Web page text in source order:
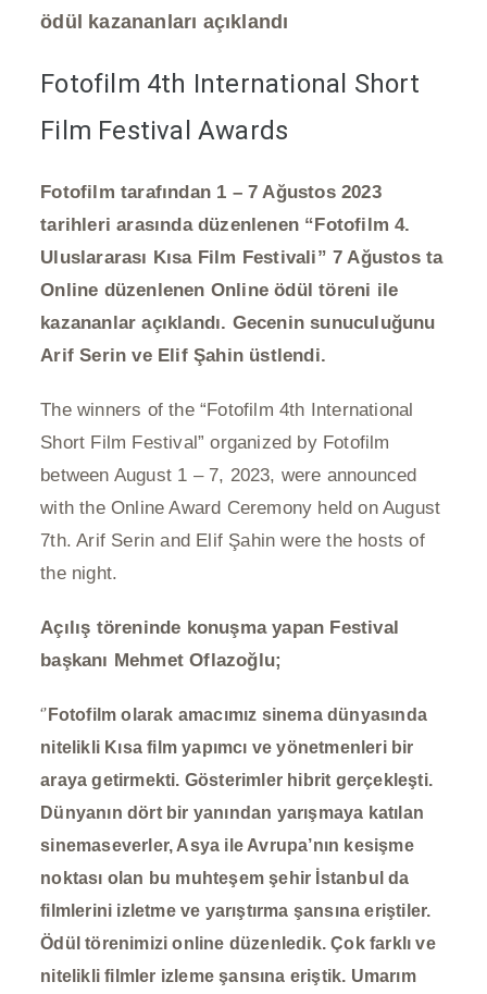
ödül kazananları açıklandı
Fotofilm 4th International Short
Film Festival Awards
Fotofilm tarafından 1 – 7 Ağustos 2023
tarihleri arasında düzenlenen “Fotofilm 4.
Uluslararası Kısa Film Festivali” 7 Ağustos ta
Online düzenlenen Online ödül töreni ile
kazananlar açıklandı. Gecenin sunuculuğunu
Arif Serin ve Elif Şahin üstlendi.
The winners of the “Fotofilm 4th International
Short Film Festival” organized by Fotofilm
between August 1 – 7, 2023, were announced
with the Online Award Ceremony held on August
7th. Arif Serin and Elif Şahin were the hosts of
the night.
Açılış töreninde konuşma yapan Festival
başkanı Mehmet Oflazoğlu;
‘’ Fotofilm olarak amacımız sinema dünyasında
nitelikli Kısa film yapımcı ve yönetmenleri bir
araya getirmekti. Gösterimler hibrit gerçekleşti.
Dünyanın dört bir yanından yarışmaya katılan
sinemaseverler, Asya ile Avrupa’nın kesişme
noktası olan bu muhteşem şehir İstanbul da
filmlerini izletme ve yarıştırma şansına eriştiler.
Ödül törenimizi online düzenledik. Çok farklı ve
nitelikli filmler izleme şansına eriştik. Umarım